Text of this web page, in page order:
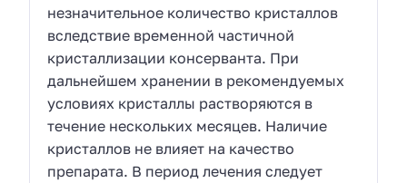
незначительное количество кристаллов
вследствие временной частичной
кристаллизации консерванта. При
дальнейшем хранении в рекомендуемых
условиях кристаллы растворяются в
течение нескольких месяцев. Наличие
кристаллов не влияет на качество
препарата. В период лечения следует